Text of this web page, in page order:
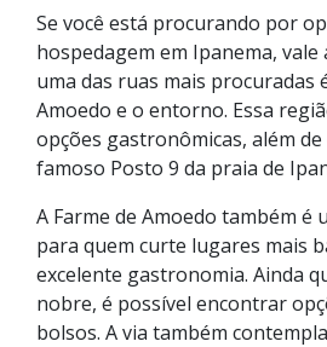
Se você está procurando por
hospedagem em Ipanema, vale
uma das ruas mais procuradas
Amoedo e o entorno. Essa
opções gastronômicas, além
famoso Posto 9 da praia de
A Farme de Amoedo também é
para quem curte lugares mais
excelente gastronomia. Ainda
nobre, é possível encontrar
bolsos. A via também